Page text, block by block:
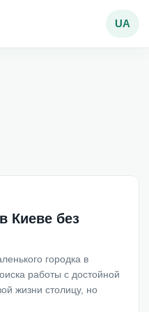
UA
Киеве без
городка в
работы с достойной
жизни столицу, но